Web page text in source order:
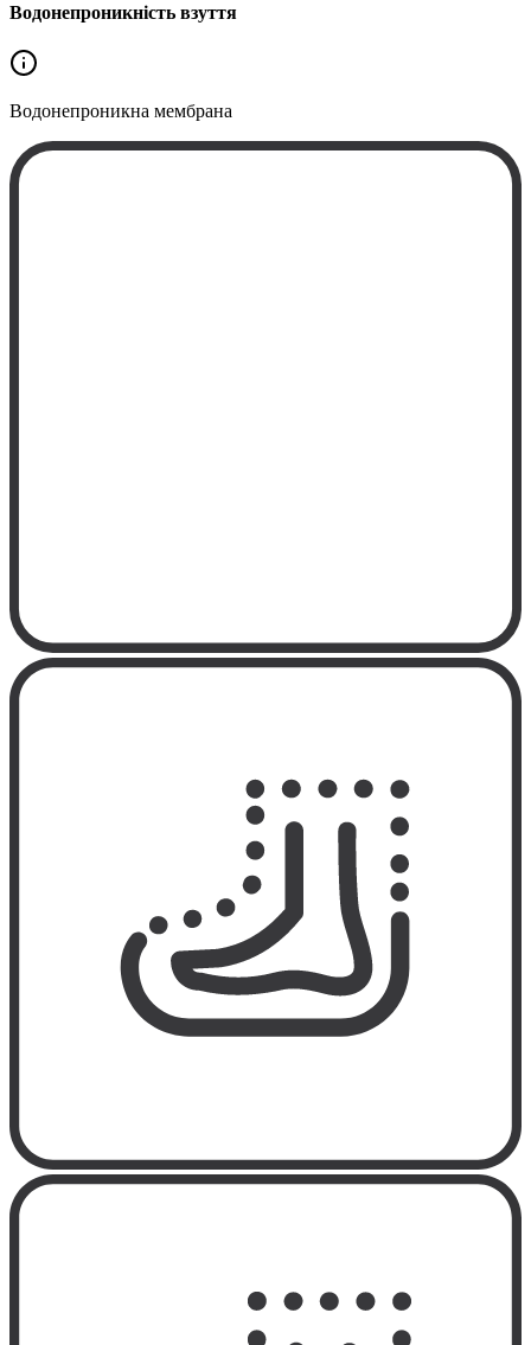
Водонепроникність взуття
Водонепроникна мембрана